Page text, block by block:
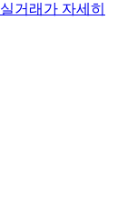
거래가 자세히